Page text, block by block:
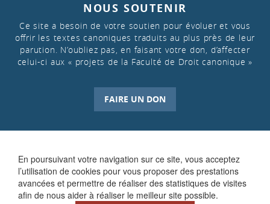
En poursuivant votre navigation sur ce site, vous acceptez
l’utilisation de cookies pour vous proposer des prestations
avancées et permettre de réaliser des statistiques de visites
afin de nous aider à réaliser le meilleur site possible.
NOUS SOUTENIR
Ce site a besoin de votre soutien pour évoluer et vous
offrir les textes canoniques traduits au plus près de leur
parution. N’oubliez pas, en faisant votre don, d’affecter
celui-ci aux « projets de la Faculté de Droit canonique »
FAIRE UN DON